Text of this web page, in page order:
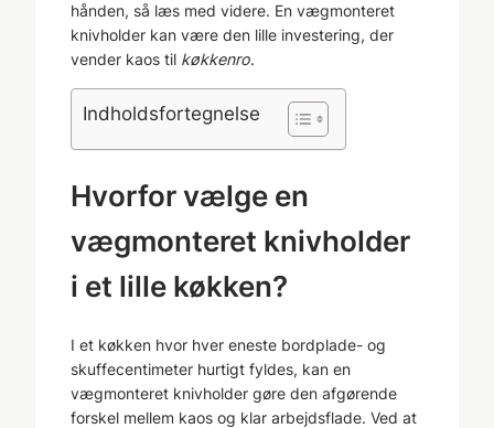
hånden, så læs med videre. En vægmonteret
knivholder kan være den lille investering, der
vender kaos til køkkenro.
Indholdsfortegnelse
Hvorfor vælge en
vægmonteret knivholder
i et lille køkken?
I et køkken hvor hver eneste bordplade- og
skuffecentimeter hurtigt fyldes, kan en
vægmonteret knivholder gøre den afgørende
forskel mellem kaos og klar arbejdsflade. Ved at